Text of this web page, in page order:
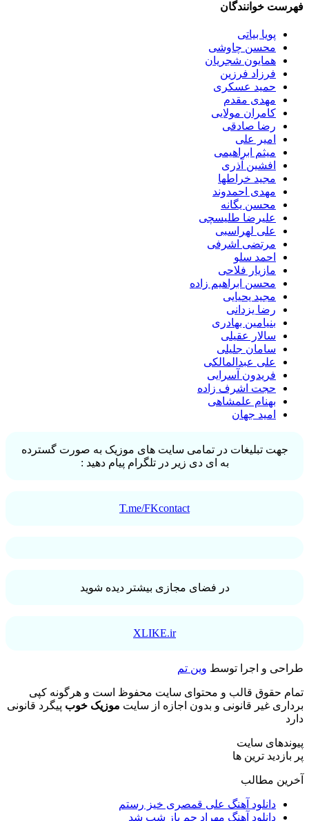
فهرست خوانندگان
پویا بیاتی
محسن چاوشی
همایون شجریان
فرزاد فرزین
حمید عسکری
مهدی مقدم
کامران مولایی
رضا صادقی
امیر علی
میثم ابراهیمی
افشین آذری
مجید خراطها
مهدی احمدوند
محسن یگانه
علیرضا طلیسچی
علی لهراسبی
مرتضی اشرفی
احمد سلو
مازیار فلاحی
محسن ابراهیم زاده
مجید یحیایی
رضا یزدانی
بنیامین بهادری
سالار عقیلی
سامان جلیلی
علی عبدالمالکی
فریدون آسرایی
حجت اشرف زاده
بهنام علمشاهی
امید جهان
جهت تبلیغات در تمامی سایت های موزیک به صورت گسترده
به ای دی زیر در تلگرام پیام دهید :
T.me/FKcontact
در فضای مجازی بیشتر دیده شوید
XLIKE.ir
طراحی و اجرا توسط وین تم
تمام حقوق قالب و محتوای سایت محفوظ است و هرگونه کپی
برداری غیر قانونی و بدون اجازه از سایت موزیک خوب پیگرد قانونی
دارد
پیوندهای سایت
پر بازدید ترین ها
آخرین مطالب
دانلود آهنگ علی قمصری خیز رستم
دانلود آهنگ مهراد جم باز شب شد